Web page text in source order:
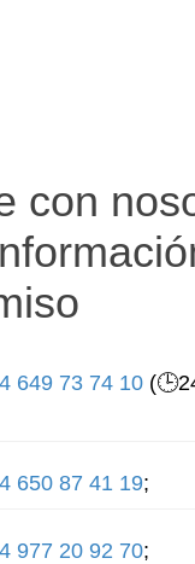
con
649 73 74 10
650 87 41 19;
977 20 92 70;